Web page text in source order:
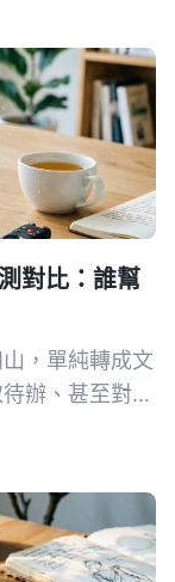
對比：誰幫
，單純轉成文
辦、甚至對話
完整比較，幫